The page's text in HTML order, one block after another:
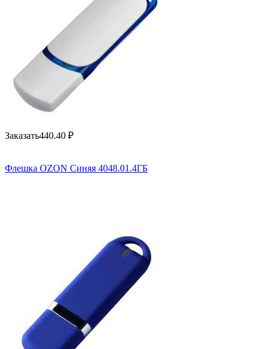
Заказать440.40 ₽
Флешка OZON Синяя 4048.01.4ГБ